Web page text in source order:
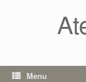
Menu